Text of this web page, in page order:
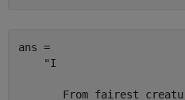
ans =
    "I
From fairest